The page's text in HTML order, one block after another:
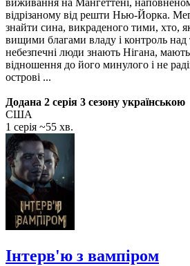
виживання на Мангеттені,
відрізаному від решти Нью-Йорка.
знайти сина, викраденого тими, хто,
вищими благами владу і контроль над
небезпечні люди знають Нігана,
відношення до його минулого і не
острові ...
Додана 2 серія 3 сезону українською
США
1 серія ~55 хв.
Інтерв'ю з вампіром